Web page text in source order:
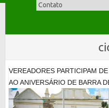
VEREADORES PARTICIPAM
AO ANIVERSÁRIO DE BARRA